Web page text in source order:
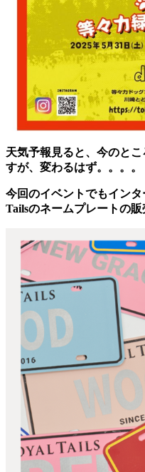
天気予報見ると、今のと
すが、変わるはず。。。。
今回のイベントでもイン
Tailsのネームプレートの